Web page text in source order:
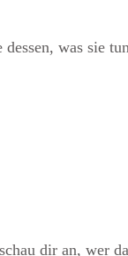
was sie
dir an, wer